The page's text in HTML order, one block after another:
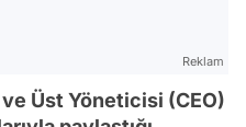
Reklam
Üst Yöneticisi (CEO)